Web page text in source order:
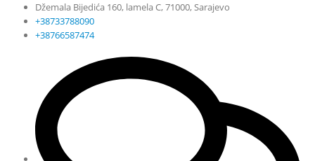
Džemala Bijedića 160, lamela C, 71000, Sarajevo
+38733788090
+38766587474